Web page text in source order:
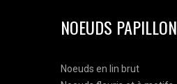
NOEUDS PAPILLON
Noeuds en lin brut